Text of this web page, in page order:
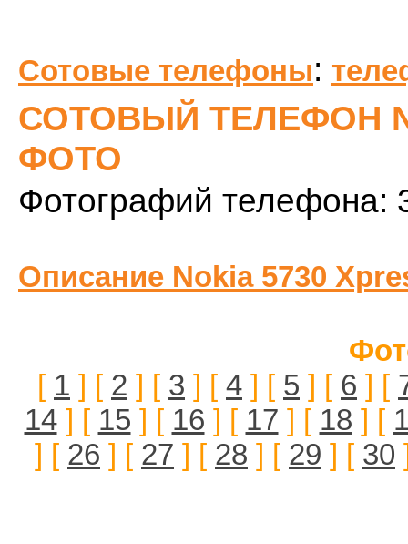
Сотовые телефоны:
СОТОВЫЙ ТЕЛЕФОН
ФОТО
Фотографий телефона:
Описание Nokia 5730
[ 1 ] [ 2 ] [ 3 ] [ 4 ] [ 5 ] [ 6 ] [
14] [ 15 ] [ 16 ] [ 17 ] [ 18 ] [
] [ 26 ] [ 27 ] [ 28 ] [ 29 ] [ 30